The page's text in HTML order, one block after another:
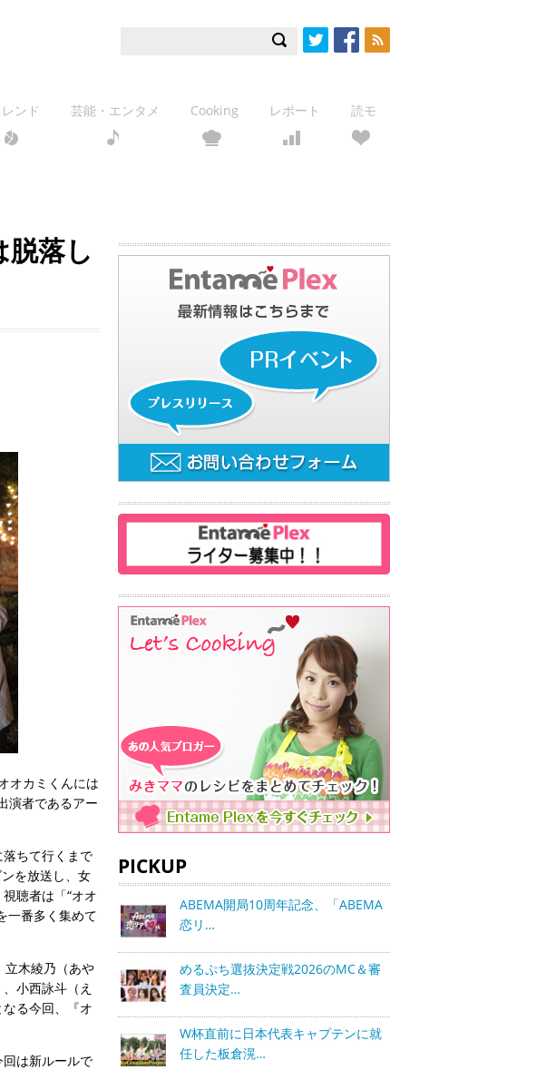
レンド 芸能・エンタメ Cooking レポート 読モ
脱落し
オカミくんには
演者であるアー
ちて行くまで
を放送し、女
聴者は「“オオ
一番多く集めて
立木綾乃（あや
小西詠斗（え
る今回、『オ
は新ルールで
PICKUP
ABEMA開局10周年記念、「ABEMA
恋リ…
めるぷち選抜決定戦2026のMC＆審
査員決定…
W杯直前に日本代表キャプテンに就
任した板倉滉…